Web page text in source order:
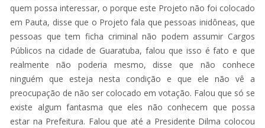
quem possa interessar, o porque este Projeto não foi colocado
em Pauta, disse que o Projeto fala que pessoas inidôneas, que
pessoas que tem ficha criminal não podem assumir Cargos
Públicos na cidade de Guaratuba, falou que isso é fato e que
realmente não poderia mesmo, disse que não conhece
ninguém que esteja nesta condição e que ele não vê a
preocupação de não ser colocado em votação. Falou que só se
existe algum fantasma que eles não conhecem que possa
estar na Prefeitura. Falou que até a Presidente Dilma colocou